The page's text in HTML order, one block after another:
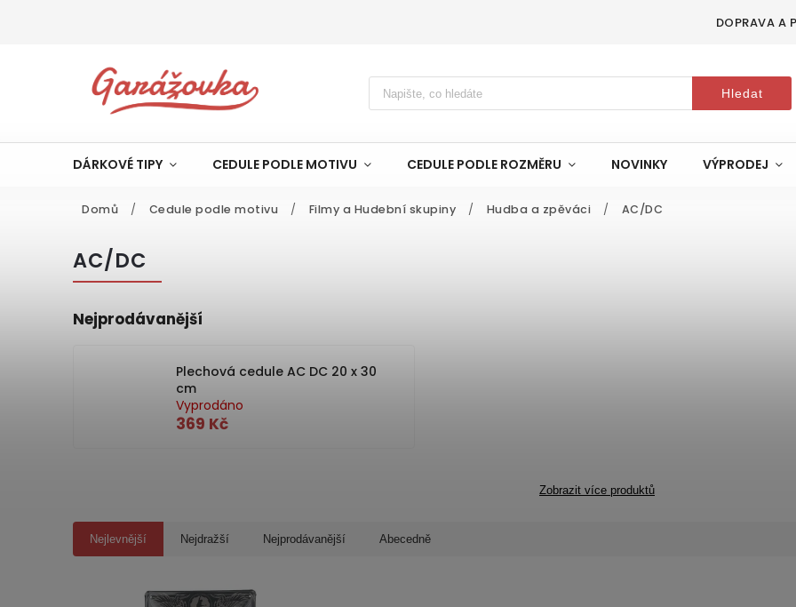
DOPRAVA A
Hledat
DÁRKOVÉ TIPY CEDULE PODLE MOTIVU CEDULE PODLE ROZMĚRU NOVINKY VÝPRODEJ
Domů / Cedule podle motivu / Filmy a Hudební skupiny / Hudba a zpěváci / AC/DC
AC/DC
Nejprodávanější
Plechová cedule AC DC 20 x 30
cm
Vyprodáno
369 Kč
Zobrazit více produktů
Nejlevnější Nejdražší Nejprodávanější Abecedně